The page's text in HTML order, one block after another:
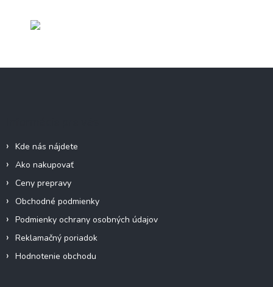
Kde nás nájdete
Ako nakupovať
Ceny prepravy
Obchodné podmienky
Podmienky ochrany osobných údajov
Reklamačný poriadok
Hodnotenie obchodu